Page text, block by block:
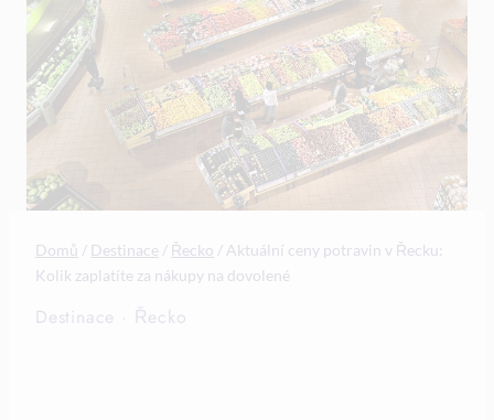
Domů / Destinace / Řecko / Aktuální ceny potravin v Řecku:
Kolik zaplatíte za nákupy na dovolené
Destinace · Řecko